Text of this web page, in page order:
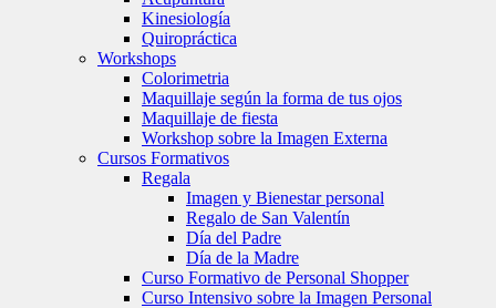
Kinesiología
Quiropráctica
Workshops
Colorimetria
Maquillaje según la forma de tus ojos
Maquillaje de fiesta
Workshop sobre la Imagen Externa
Cursos Formativos
Regala
Imagen y Bienestar personal
Regalo de San Valentín
Día del Padre
Día de la Madre
Curso Formativo de Personal Shopper
Curso Intensivo sobre la Imagen Personal